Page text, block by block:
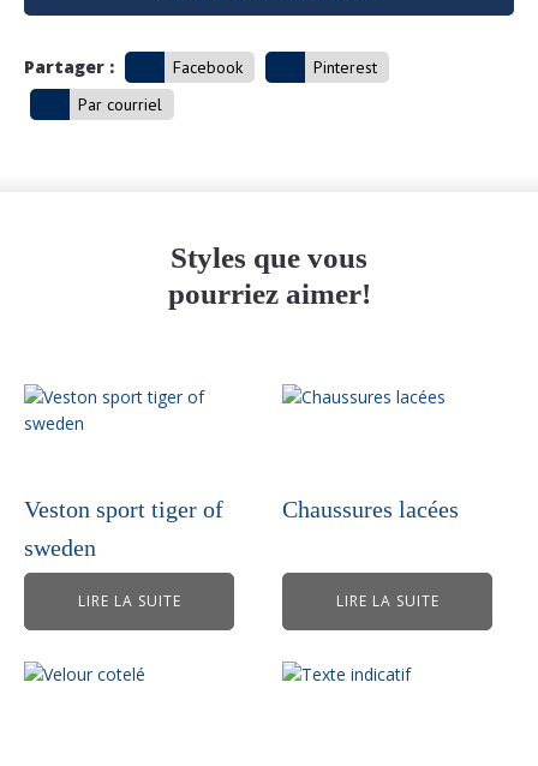
Partager : Facebook
Pinterest
Par courriel
Styles que vous
pourriez aimer!
Veston sport tiger of
sweden
LIRE LA SUITE
Chaussures lacées
LIRE LA SUITE